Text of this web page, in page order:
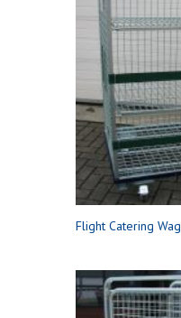
Flight Catering